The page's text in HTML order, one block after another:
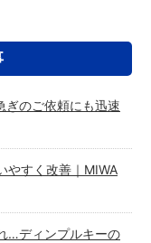
ぎのご依頼にも迅速
やすく改善｜MIWA
…ディンプルキーの